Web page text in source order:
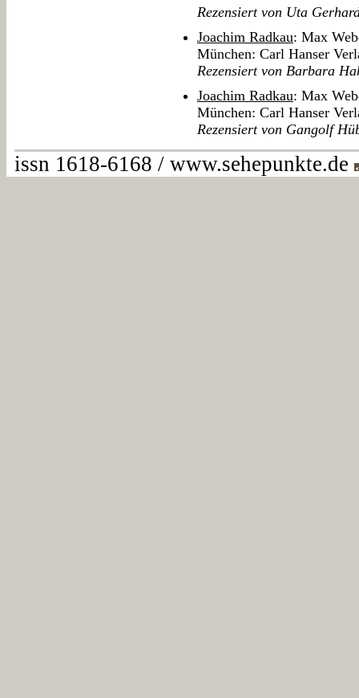
Rezensiert von Uta
Joachim Radkau: Max
München: Carl Hanser
Rezensiert von Barbara
Joachim Radkau: Max
München: Carl Hanser
Rezensiert von Gangolf
issn 1618-6168 / www.sehepunkte.de